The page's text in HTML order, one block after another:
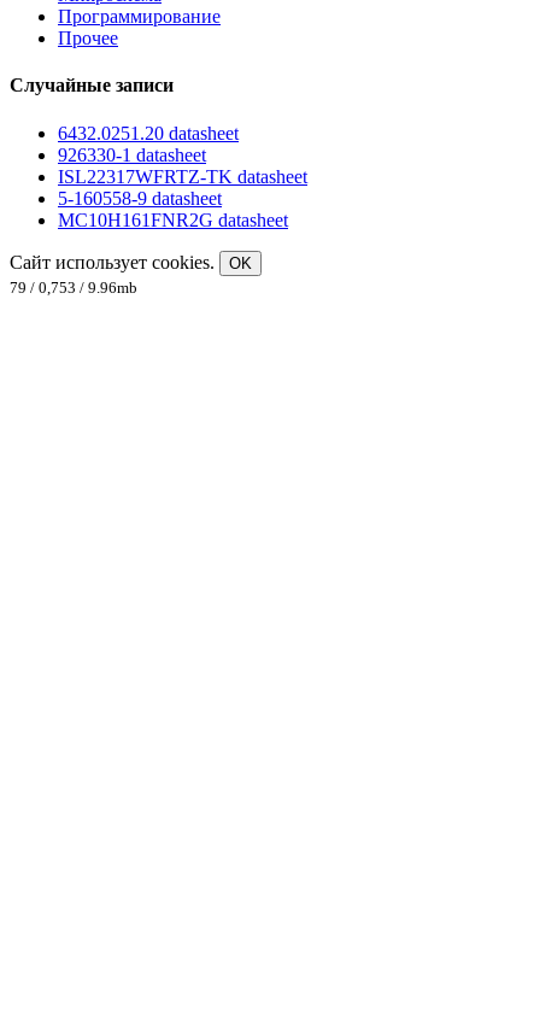
Программирование
Прочее
Случайные записи
6432.0251.20 datasheet
926330-1 datasheet
ISL22317WFRTZ-TK datasheet
5-160558-9 datasheet
MC10H161FNR2G datasheet
Сайт использует cookies.
OK
79 / 0,753 / 9.96mb